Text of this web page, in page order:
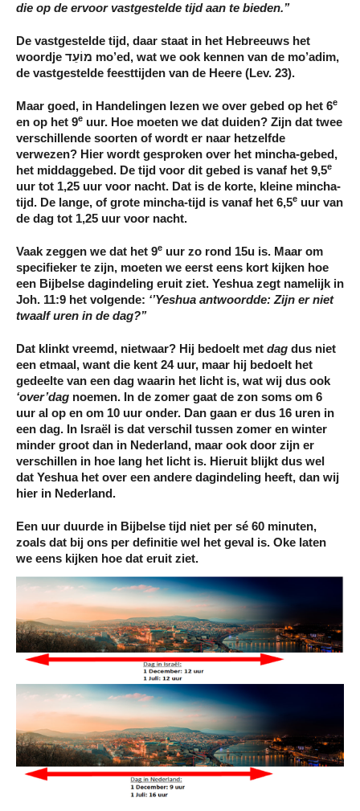
die op de ervoor vastgestelde tijd aan te bieden.’’
De vastgestelde tijd, daar staat in het Hebreeuws het
woordje מוֹעֵד mo’ed, wat we ook kennen van de mo’adim,
de vastgestelde feesttijden van de Heere (Lev. 23).
Maar goed, in Handelingen lezen we over gebed op het 6e
en op het 9e uur. Hoe moeten we dat duiden? Zijn dat twee
verschillende soorten of wordt er naar hetzelfde
verwezen? Hier wordt gesproken over het mincha-gebed,
het middaggebed. De tijd voor dit gebed is vanaf het 9,5e
uur tot 1,25 uur voor nacht. Dat is de korte, kleine mincha-
tijd. De lange, of grote mincha-tijd is vanaf het 6,5e uur van
de dag tot 1,25 uur voor nacht.
Vaak zeggen we dat het 9e uur zo rond 15u is. Maar om
specifieker te zijn, moeten we eerst eens kort kijken hoe
een Bijbelse dagindeling eruit ziet. Yeshua zegt namelijk in
Joh. 11:9 het volgende: ‘’Yeshua antwoordde: Zijn er niet
twaalf uren in de dag?’’
Dat klinkt vreemd, nietwaar? Hij bedoelt met dag dus niet
een etmaal, want die kent 24 uur, maar hij bedoelt het
gedeelte van een dag waarin het licht is, wat wij dus ook
‘over’dag noemen. In de zomer gaat de zon soms om 6
uur al op en om 10 uur onder. Dan gaan er dus 16 uren in
een dag. In Israël is dat verschil tussen zomer en winter
minder groot dan in Nederland, maar ook door zijn er
verschillen in hoe lang het licht is. Hieruit blijkt dus wel
dat Yeshua het over een andere dagindeling heeft, dan wij
hier in Nederland.
Een uur duurde in Bijbelse tijd niet per sé 60 minuten,
zoals dat bij ons per definitie wel het geval is. Oke laten
we eens kijken hoe dat eruit ziet.